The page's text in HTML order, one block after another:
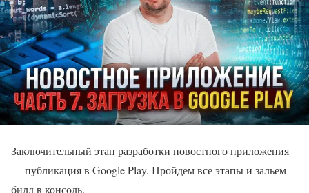
Заключительный этап разработки новостного приложения
— публикация в Google Play. Пройдем все этапы и зальем
билд в консоль.